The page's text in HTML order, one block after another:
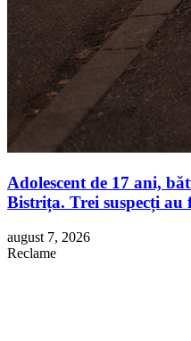
Adolescent de 17 ani,
Bistrița. Trei suspecți au
august 7, 2026
Reclame